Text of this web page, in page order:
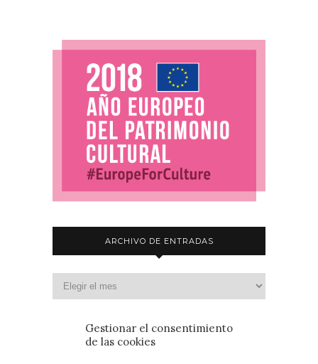
Gestionar el consentimiento
de las cookies
ARCHIVO DE ENTRADAS